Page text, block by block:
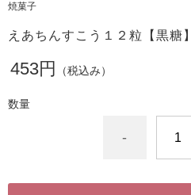
焼菓子
えあちんすこう１２粒【黒糖】
453円 （税込み）
数量
-